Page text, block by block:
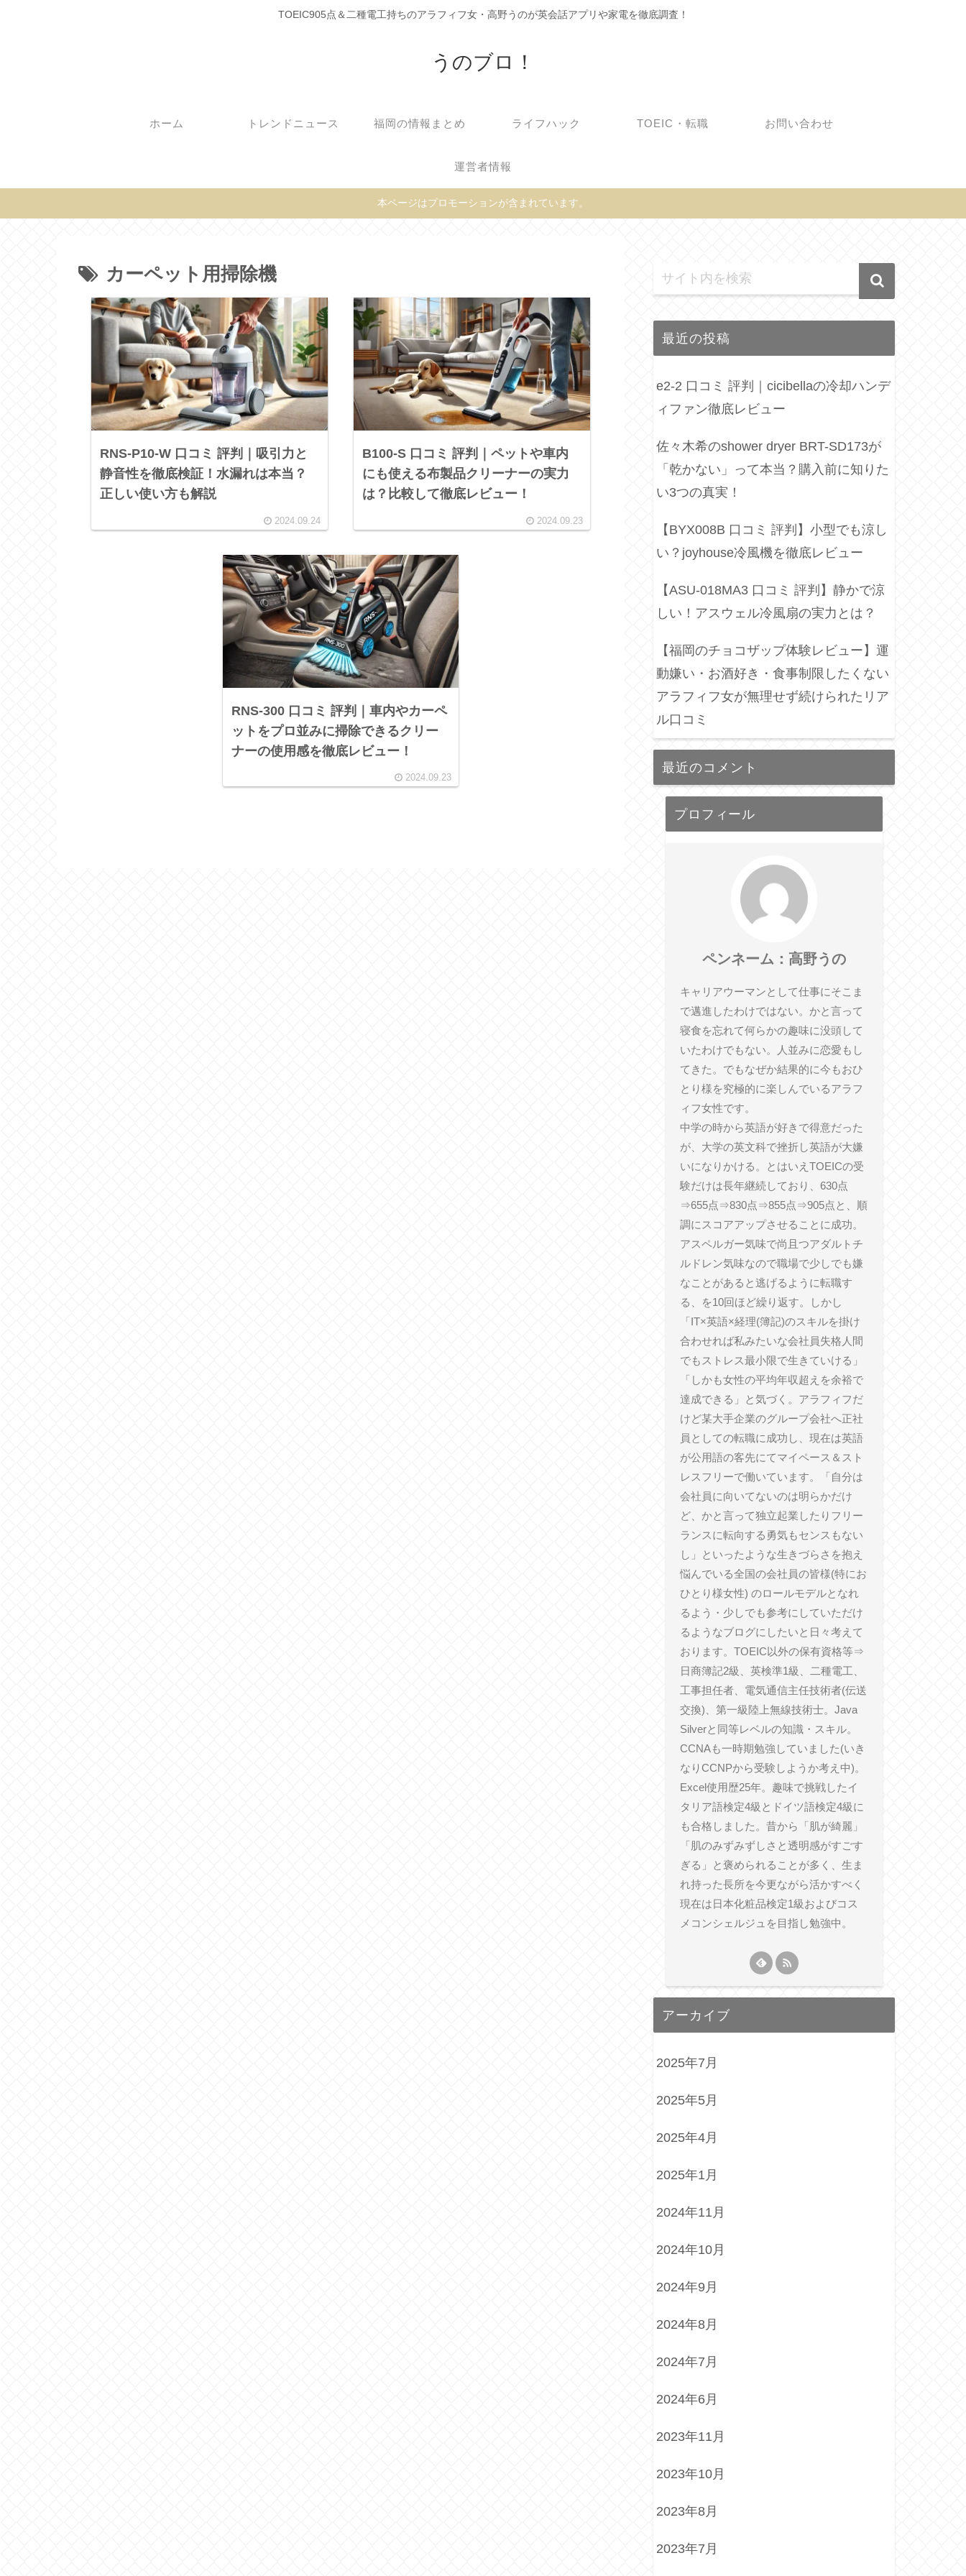
TOEIC905点＆二種電工持ちのアラフィフ女・高野うのが英会話アプリや家電を徹底調査！
うのブロ！
ホーム トレンドニュース 福岡の情報まとめ ライフハック TOEIC・転職 お問い合わせ
運営者情報
本ページはプロモーションが含まれています。
カーペット用掃除機
RNS-P10-W 口コミ 評判｜吸引力と
静音性を徹底検証！水漏れは本当？
正しい使い方も解説
2024.09.24
B100-S 口コミ 評判｜ペットや車内
にも使える布製品クリーナーの実力
は？比較して徹底レビュー！
2024.09.23
RNS-300 口コミ 評判｜車内やカーペ
ットをプロ並みに掃除できるクリー
ナーの使用感を徹底レビュー！
2024.09.23
最近の投稿
e2-2 口コミ 評判｜cicibellaの冷却ハンデ
ィファン徹底レビュー
佐々木希のshower dryer BRT-SD173が
「乾かない」って本当？購入前に知りた
い3つの真実！
【BYX008B 口コミ 評判】小型でも涼し
い？joyhouse冷風機を徹底レビュー
【ASU-018MA3 口コミ 評判】静かで涼
しい！アスウェル冷風扇の実力とは？
【福岡のチョコザップ体験レビュー】運
動嫌い・お酒好き・食事制限したくない
アラフィフ女が無理せず続けられたリア
ル口コミ
最近のコメント
プロフィール
ペンネーム：高野うの
キャリアウーマンとして仕事にそこま
で邁進したわけではない。かと言って
寝食を忘れて何らかの趣味に没頭して
いたわけでもない。人並みに恋愛もし
てきた。でもなぜか結果的に今もおひ
とり様を究極的に楽しんでいるアラフ
ィフ女性です。
中学の時から英語が好きで得意だった
が、大学の英文科で挫折し英語が大嫌
いになりかける。とはいえTOEICの受
験だけは長年継続しており、630点
⇒655点⇒830点⇒855点⇒905点と、順
調にスコアアップさせることに成功。
アスペルガー気味で尚且つアダルトチ
ルドレン気味なので職場で少しでも嫌
なことがあると逃げるように転職す
る、を10回ほど繰り返す。しかし
「IT×英語×経理(簿記)のスキルを掛け
合わせれば私みたいな会社員失格人間
でもストレス最小限で生きていける」
「しかも女性の平均年収超えを余裕で
達成できる」と気づく。アラフィフだ
けど某大手企業のグループ会社へ正社
員としての転職に成功し、現在は英語
が公用語の客先にてマイペース＆スト
レスフリーで働いています。「自分は
会社員に向いてないのは明らかだけ
ど、かと言って独立起業したりフリー
ランスに転向する勇気もセンスもない
し」といったような生きづらさを抱え
悩んでいる全国の会社員の皆様(特にお
ひとり様女性) のロールモデルとなれ
るよう・少しでも参考にしていただけ
るようなブログにしたいと日々考えて
おります。TOEIC以外の保有資格等⇒
日商簿記2級、英検準1級、二種電工、
工事担任者、電気通信主任技術者(伝送
交換)、第一級陸上無線技術士。Java
Silverと同等レベルの知識・スキル。
CCNAも一時期勉強していました(いき
なりCCNPから受験しようか考え中)。
Excel使用歴25年。趣味で挑戦したイ
タリア語検定4級とドイツ語検定4級に
も合格しました。昔から「肌が綺麗」
「肌のみずみずしさと透明感がすごす
ぎる」と褒められることが多く、生ま
れ持った長所を今更ながら活かすべく
現在は日本化粧品検定1級およびコス
メコンシェルジュを目指し勉強中。
アーカイブ
2025年7月
2025年5月
2025年4月
2025年1月
2024年11月
2024年10月
2024年9月
2024年8月
2024年7月
2024年6月
2023年11月
2023年10月
2023年8月
2023年7月